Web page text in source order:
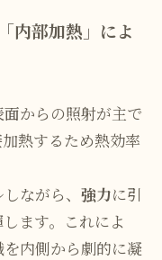
内部加熱」によ
からの照射が主で
熱するため熱効率
ながら、 強力に引
ます。これによ
内側から劇的に凝